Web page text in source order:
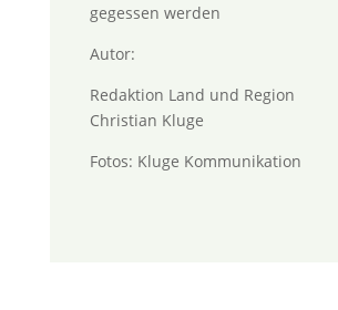
gegessen werden
Autor:
Redaktion Land und Region
Christian Kluge
Fotos: Kluge Kommunikation